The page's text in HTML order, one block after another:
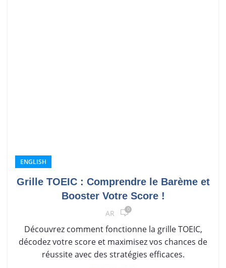
ENGLISH
Grille TOEIC : Comprendre le Barème et
Booster Votre Score !
AR 0
Découvrez comment fonctionne la grille TOEIC,
décodez votre score et maximisez vos chances de
réussite avec des stratégies efficaces.